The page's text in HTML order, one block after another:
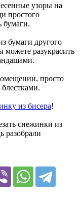
узоры на
простого
бумаги.
бумаги другого
разукрасить
просто
из бисера!
снежинки из
разобрали